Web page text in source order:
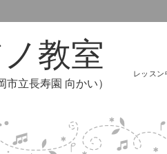
教室
立長寿園 向かい）
レッス